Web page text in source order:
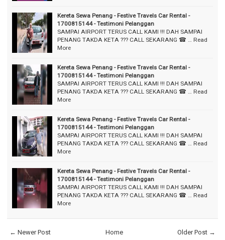
Kereta Sewa Penang - Festive Travels Car Rental -
1700815144 - Testimoni Pelanggan
SAMPAI AIRPORT TERUS CALL KAMI !!! DAH SAMPAI
PENANG TAKDA KETA ??? CALL SEKARANG ☎ …
Read
More
Kereta Sewa Penang - Festive Travels Car Rental -
1700815144 - Testimoni Pelanggan
SAMPAI AIRPORT TERUS CALL KAMI !!! DAH SAMPAI
PENANG TAKDA KETA ??? CALL SEKARANG ☎ …
Read
More
Kereta Sewa Penang - Festive Travels Car Rental -
1700815144 - Testimoni Pelanggan
SAMPAI AIRPORT TERUS CALL KAMI !!! DAH SAMPAI
PENANG TAKDA KETA ??? CALL SEKARANG ☎ …
Read
More
Kereta Sewa Penang - Festive Travels Car Rental -
1700815144 - Testimoni Pelanggan
SAMPAI AIRPORT TERUS CALL KAMI !!! DAH SAMPAI
PENANG TAKDA KETA ??? CALL SEKARANG ☎ …
Read
More
← Newer Post Older Post →
Home